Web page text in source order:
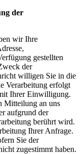
der
wir Ihre
gestellten
der
willigen Sie in die
Verarbeitung erfolgt
Ihrer Einwilligung.
Mitteilung an uns
aufgrund der
berührt wird.
Ihrer Anfrage.
Sie der
zugestimmt haben.